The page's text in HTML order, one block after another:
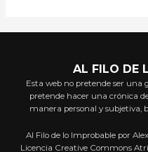
AL FILO DE
Esta web no pretende ser una
pretende hacer una crónica
manera personal y subjetiva,
Al Filo de lo Improbable por
Licencia Creative Commons